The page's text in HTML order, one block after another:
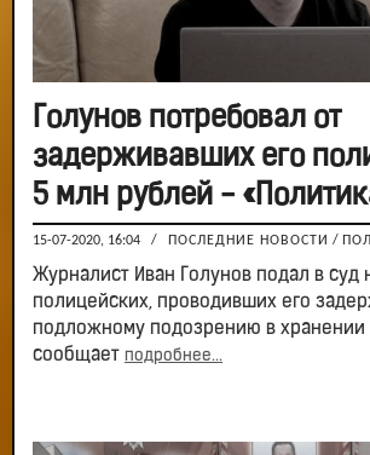
Голунов потребовал от
задерживавших его
5 млн рублей -
15-07-2020, 16:04 / ПОСЛЕДНИЕ НОВОСТИ /
Журналист Иван Голунов подал в суд
полицейских, проводивших его
подложному подозрению в хранении
сообщает подробнее...